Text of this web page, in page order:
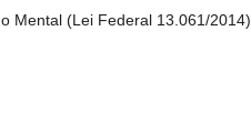
Mental (Lei Federal 13.061/2014)